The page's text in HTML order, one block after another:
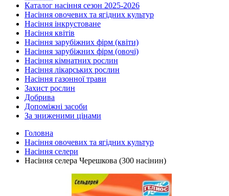
Каталог насіння сезон 2025-2026
Насіння овочевих та ягідних культур
Насіння інкрустоване
Насіння квітів
Насіння зарубіжних фірм (квіти)
Насіння зарубіжних фірм (овочі)
Насіння кімнатних рослин
Насіння лікарських рослин
Насіння газонної трави
Захист рослин
Добрива
Допоміжні засоби
За зниженими цінами
Головна
Насіння овочевих та ягідних культур
Насіння селери
Насіння селера Черешкова (300 насінин)